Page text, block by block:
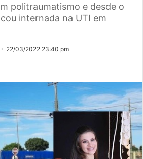
politraumatismo e desde o
internada na UTI em
22/03/2022 23:40 pm